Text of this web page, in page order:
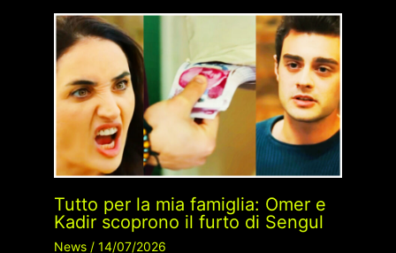
Tutto per la mia famiglia: Omer e
Kadir scoprono il furto di Sengul
News/ 14/07/2026